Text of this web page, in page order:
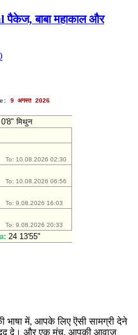
बाबा महाकाल और
में, आपके लिए ऎसी सामग्री देने
दे। और एक मंच, आपकी आवाज़